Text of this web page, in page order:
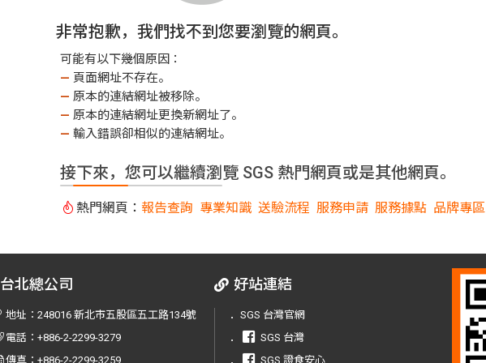
非常抱歉，我們找不到您要瀏覽的網頁。
可能有以下幾個原因：
— 頁面網址不存在。
— 原本的連結網址被移除。
— 原本的連結網址更換新網址了。
— 輸入錯誤卻相似的連結網址。
接下來，您可以繼續瀏覽 SGS 熱門網頁或是其他網頁。
熱門網頁： 報告查詢 專業知識 送驗流程 服務申請 服務據點 品牌專區
台北總公司
地址： 248016 新北市五股區五工路134號
電話： +886-2-2299-3279
傳真： +886-2-2299-3259
好站連結
． SGS 台灣官網
．
SGS 台灣
．
SGS 證食安心